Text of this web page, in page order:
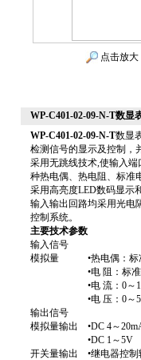
点击放大
WP-C401-02-09-N-T数显
WP-C401-02-09-N-T数显
检测信号的显示及控制，
采用无跳线技术,使输入
种热电偶、热电阻、标准
采用高亮度LED数码显示
输入输出回路均采用光电
控制系统。
主要技术参数
输入信号
模拟量 •热电偶：标准
•电 阻：标准热电阻
•电 流：0～10mA
•电 压：0～5V、1
输出信号
模拟量输出 •DC 4～
•DC 1～5V （负载
开关量输出 •继电器控制